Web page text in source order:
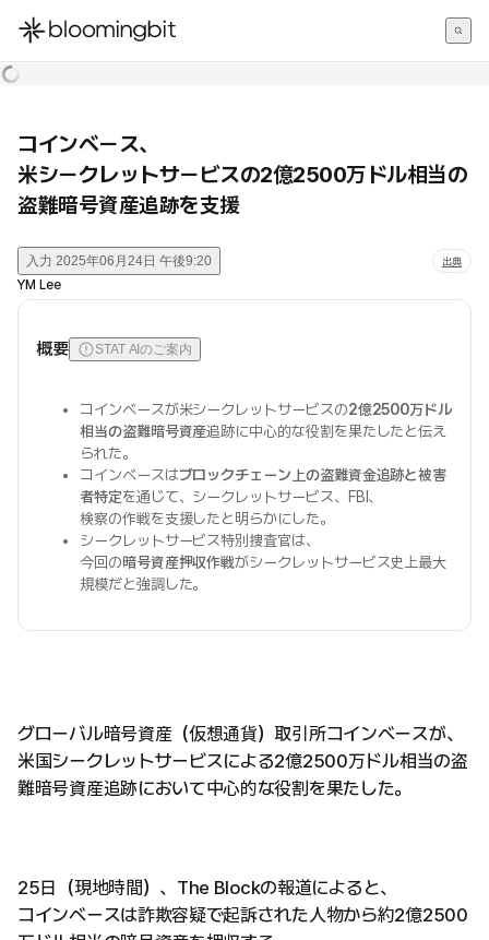
한국어
コインベース、
米シークレットサービスの2億2500万ドル相当の
盗難暗号資産追跡を支援
入力 2025年06月24日 午後9:20 出典
YM Lee
概要 STAT AIのご案内
コインベースが米シークレットサービスの2億2500万ドル
相当の盗難暗号資産追跡に中心的な役割を果たしたと伝え
られた。
コインベースはブロックチェーン上の盗難資金追跡と被害
者特定を通じて、シークレットサービス、FBI、
検察の作戦を支援したと明らかにした。
シークレットサービス特別捜査官は、
今回の暗号資産押収作戦がシークレットサービス史上最大
規模だと強調した。
グローバル暗号資産（仮想通貨）取引所コインベースが、
米国シークレットサービスによる2億2500万ドル相当の盗
難暗号資産追跡において中心的な役割を果たした。
25日（現地時間）、The Blockの報道によると、
コインベースは詐欺容疑で起訴された人物から約2億2500